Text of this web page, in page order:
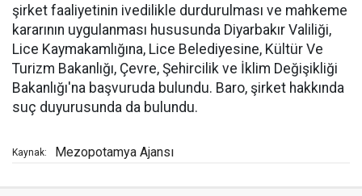
şirket faaliyetinin ivedilikle durdurulması ve mahkeme
kararının uygulanması hususunda Diyarbakır Valiliği,
Lice Kaymakamlığına, Lice Belediyesine, Kültür Ve
Turizm Bakanlığı, Çevre, Şehircilik ve İklim Değişikliği
Bakanlığı'na başvuruda bulundu. Baro, şirket hakkında
suç duyurusunda da bulundu.
Kaynak: Mezopotamya Ajansı